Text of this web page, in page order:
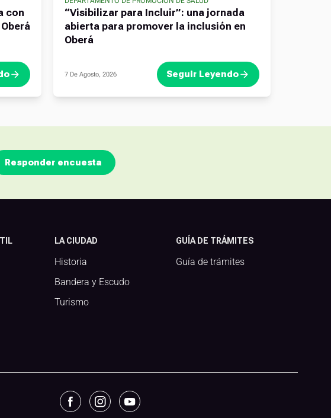
con
“Visibilizar para Incluir”: una jornada
abierta para promover la inclusión en
Oberá
7 De Agosto, 2026 Seguir Leyendo
Responder encuesta
LA CIUDAD
Historia
Bandera y Escudo
Turismo
GUÍA DE TRÁMITES
Guía de trámites